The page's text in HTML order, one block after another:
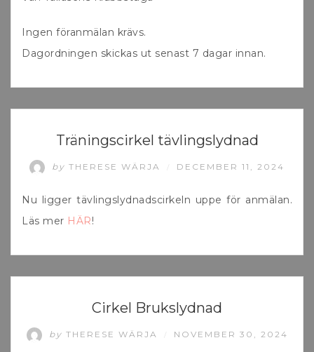
Ingen föranmälan krävs.
Dagordningen skickas ut senast 7 dagar innan.
UNCATEGORIZED
Träningscirkel tävlingslydnad
by THERESE WÄRJA DECEMBER 11, 2024
Nu ligger tävlingslydnadscirkeln uppe för anmälan.
Läs mer HÄR!
UNCATEGORIZEDCirkel Brukslydnad
by THERESE WÄRJA NOVEMBER 30, 2024